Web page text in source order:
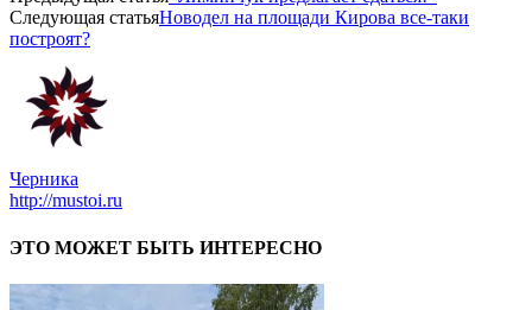
Следующая статьяНоводел на площади Кирова все-таки
построят?
Черника
http://mustoi.ru
ЭТО МОЖЕТ БЫТЬ ИНТЕРЕСНО